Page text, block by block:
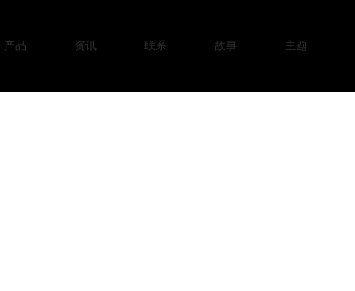
产品 资讯 联系 故事 主题